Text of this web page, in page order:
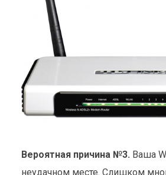
Вероятная причина №3. Ваша
неудачном месте. Слишком